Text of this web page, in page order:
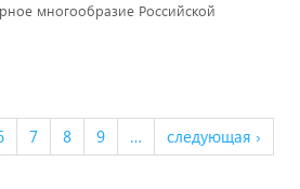
многообразие Российской
7 8 9 …
следующая ›